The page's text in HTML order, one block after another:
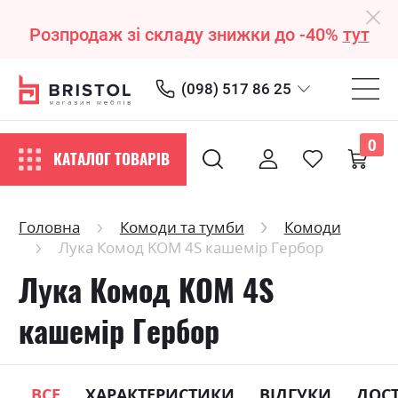
Розпродаж зі складу знижки до -40% тут
(098) 517 86 25
КАТАЛОГ ТОВАРІВ
0
Головна Комоди та тумби
Комоди
Лука Комод KOM 4S кашемір Гербор
Лука Комод KOM 4S
кашемір Гербор